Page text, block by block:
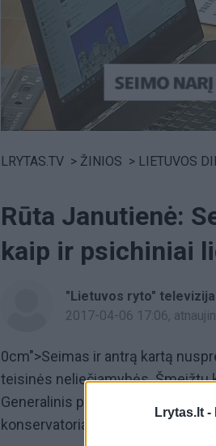
Lrytas.lt -
LRYTAS.TV > ŽINIOS > LIETUVOS
Rūta Janutienė:
kaip ir psichiniai
"Lietuvos ryto" televizija
2017-04-06 17:06,
0cm">Seimas ir antrą kartą
teisinės neliečiamybės. Šmeižtu
Generalinis prokuroras. Tačiau
konservatoriai ir kitos opozicinės